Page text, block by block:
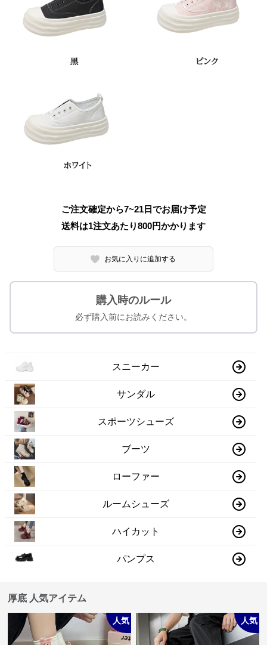
ご注文確定から7~21日でお届け予定
送料は1注文あたり800円かかります
お気に入りに追加する
購入時のルール
必ず購入前にお読みください。
スニーカー
サンダル
スポーツシューズ
ブーツ
ローファー
ルームシューズ
ハイカット
パンプス
厚底 人気アイテム
人気 人気